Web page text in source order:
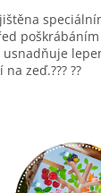
usnadňuje
zeď.??? ??